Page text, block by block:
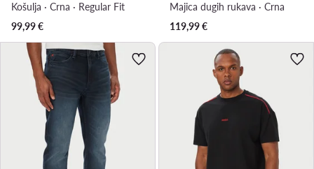
Košulja · Crna · Regular Fit
99,99€
Majica dugih rukava · Crna
119,99€